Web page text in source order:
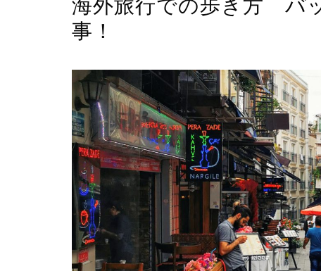
海外旅行での歩き方 バ
事！